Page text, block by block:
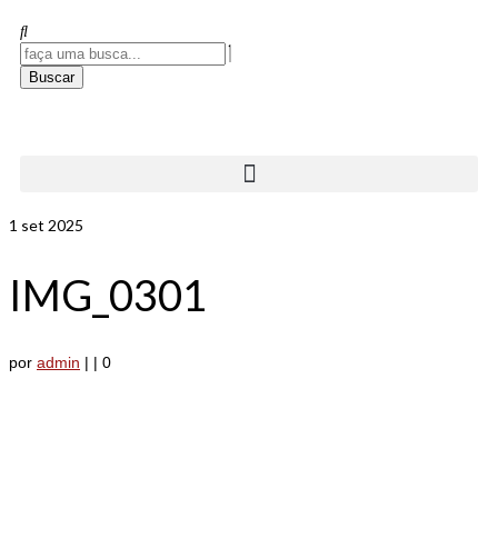
Buscar
1 set 2025
IMG_0301
por admin | | 0